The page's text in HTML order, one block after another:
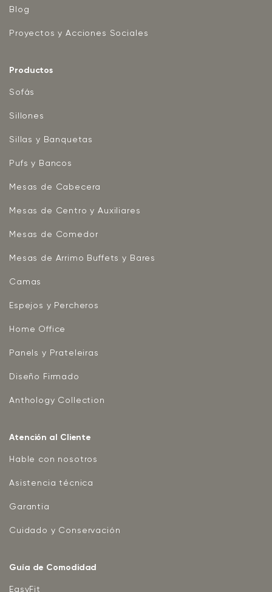
Blog
Proyectos y Acciones Sociales
Productos
Sofás
Sillones
Sillas y Banquetas
Pufs y Bancos
Mesas de Cabecera
Mesas de Centro y Auxiliares
Mesas de Comedor
Mesas de Arrimo Buffets y Bares
Camas
Espejos y Percheros
Home Office
Panels y Prateleiras
Diseño Firmado
Anthology Collection
Atención al Cliente
Hable con nosotros
Asistencia técnica
Garantia
Cuidado y Conservación
Guía de Comodidad
EasyFit